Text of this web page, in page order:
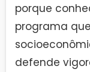
porque
programa
defende